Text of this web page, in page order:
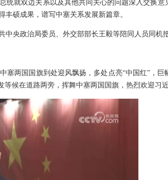
就双边关系以及其他共同关心的问题深入交换意
硕成果，谱写中塞关系发展新篇章。
央政治局委员、外交部部长王毅等陪同人员同机抵
塞两国国旗到处迎风飘扬，多处点亮“中国红”，巨
候在道路两旁，挥舞中塞两国国旗，热烈欢迎习近